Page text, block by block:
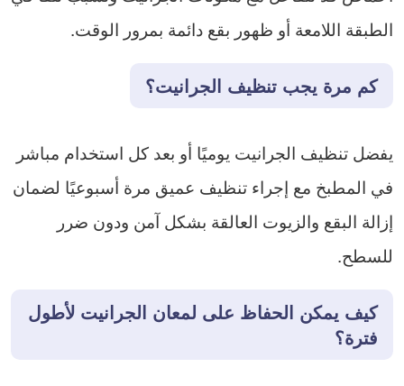
الطبقة اللامعة أو ظهور بقع دائمة بمرور الوقت.
كم مرة يجب تنظيف الجرانيت؟
يفضل تنظيف الجرانيت يوميًا أو بعد كل استخدام مباشر
في المطبخ مع إجراء تنظيف عميق مرة أسبوعيًا لضمان
إزالة البقع والزيوت العالقة بشكل آمن ودون ضرر
للسطح.
كيف يمكن الحفاظ على لمعان الجرانيت لأطول
فترة؟